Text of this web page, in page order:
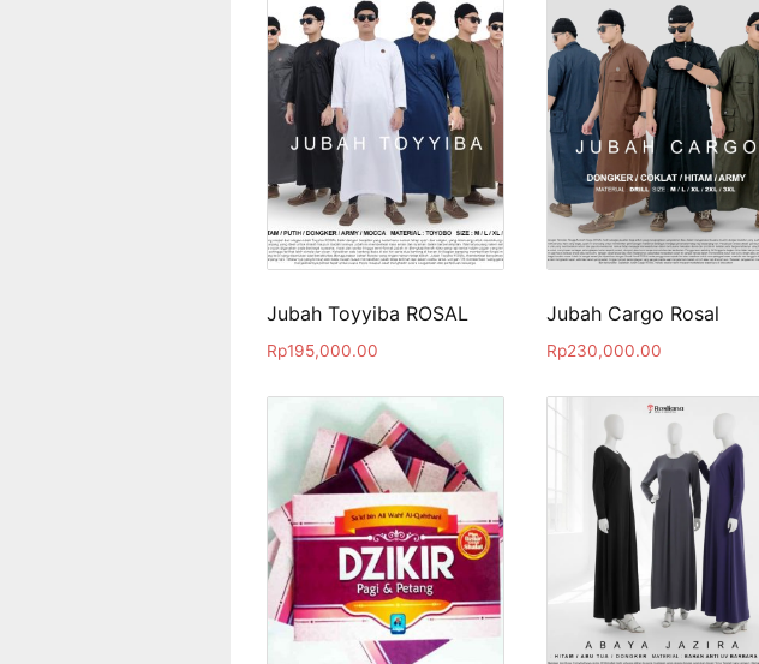
Jubah Toyyiba ROSAL
Rp195,000.00
Jubah Cargo Rosal
Rp230,000.00